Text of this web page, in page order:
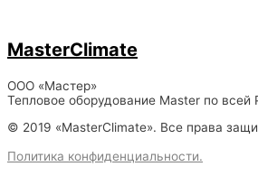
MasterClimate
ООО «Мастер»
Тепловое оборудование Master по всей
© 2019 «MasterClimate». Все права
Политика конфиденциальности.